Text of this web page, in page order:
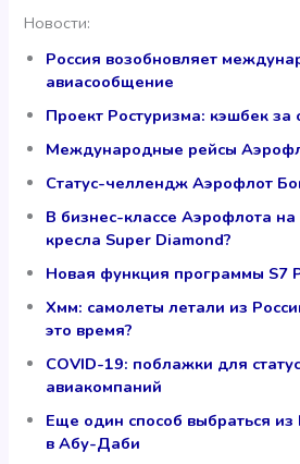
Новости:
Россия возобновляет
авиасообщение
Проект Ростуризма: кэшбек за
Международные рейсы
Статус-челлендж Аэрофлот
В бизнес-классе Аэрофлота
кресла Super Diamond?
Новая функция программы S7
Хмм: самолеты летали из
это время?
COVID-19: поблажки для
авиакомпаний
Еще один способ выбраться из
в Абу-Даби